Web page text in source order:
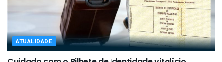
ATUALIDADE